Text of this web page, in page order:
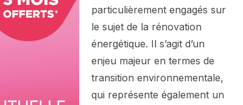
particulièrement engagés sur
le sujet de la rénovation
énergétique. Il s’agit d’un
enjeu majeur en termes de
transition environnementale,
qui représente également un